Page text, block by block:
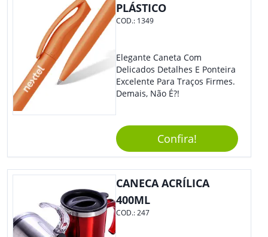
PLÁSTICO
COD.: 1349
Elegante Caneta Com
Delicados Detalhes E Ponteira
Excelente Para Traços Firmes.
Demais, Não É?!
Confira!
CANECA ACRÍLICA
400ML
COD.:247